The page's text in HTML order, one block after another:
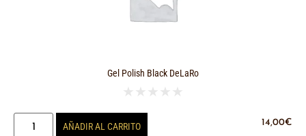
Gel Polish Black DeLaRo
★ ★ ★ ★ ★
14,00€
AÑADIR AL CARRITO